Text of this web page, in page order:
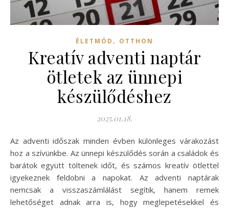
ÉLETMÓD , OTTHON
Kreatív adventi naptár
ötletek az ünnepi
készülődéshez
2025.01.18.
Az adventi időszak minden évben különleges várakozást
hoz a szívünkbe. Az ünnepi készülődés során a családok és
barátok együtt töltenek időt, és számos kreatív ötlettel
igyekeznek feldobni a napokat. Az adventi naptárak
nemcsak a visszaszámlálást segítik, hanem remek
lehetőséget adnak arra is, hogy meglepetésekkel és